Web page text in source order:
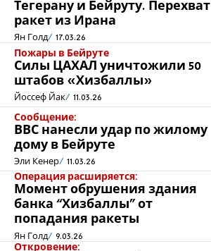
Тегерану и Бейруту. Перехват
ракет из Ирана
Ян Голд 17.03.26
Пожары в Бейруте
Силы ЦАХАЛ уничтожили 50
штабов «Хизбаллы»
Йоссеф Йак 11.03.26
Сообщение:
ВВС нанесли удар по жилому
дому в Бейруте
Эли Кенер 11.03.26
Операция расширяется:
Момент обрушения здания
банка “Хизбаллы" от
попадания ракеты
Ян Голд 9.03.26
Откровение: